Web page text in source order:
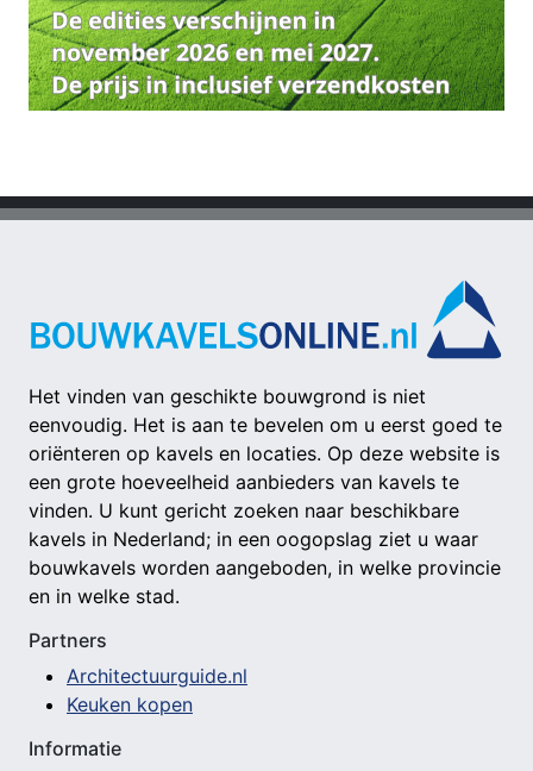
Het vinden van geschikte bouwgrond is niet
eenvoudig. Het is aan te bevelen om u eerst goed te
oriënteren op kavels en locaties. Op deze website is
een grote hoeveelheid aanbieders van kavels te
vinden. U kunt gericht zoeken naar beschikbare
kavels in Nederland; in een oogopslag ziet u waar
bouwkavels worden aangeboden, in welke provincie
en in welke stad.
Partners
Architectuurguide.nl
Keuken kopen
Informatie